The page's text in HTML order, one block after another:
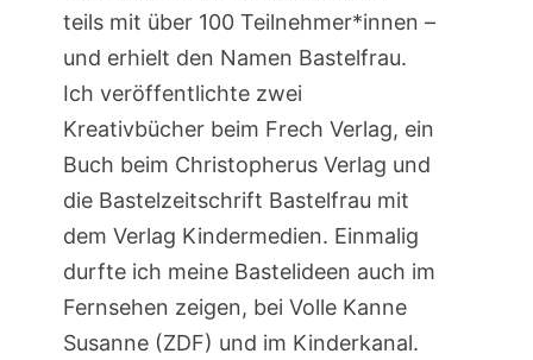
teils mit über 100 Teilnehmer*innen –
und erhielt den Namen Bastelfrau.
Ich veröffentlichte zwei
Kreativbücher beim Frech Verlag, ein
Buch beim Christopherus Verlag und
die Bastelzeitschrift Bastelfrau mit
dem Verlag Kindermedien. Einmalig
durfte ich meine Bastelideen auch im
Fernsehen zeigen, bei Volle Kanne
Susanne (ZDF) und im Kinderkanal.